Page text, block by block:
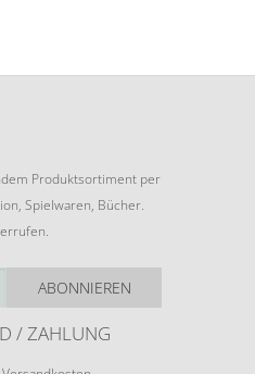
Produktsortiment per
Spielwaren, Bücher.
ABONNIEREN
/ ZAHLUNG